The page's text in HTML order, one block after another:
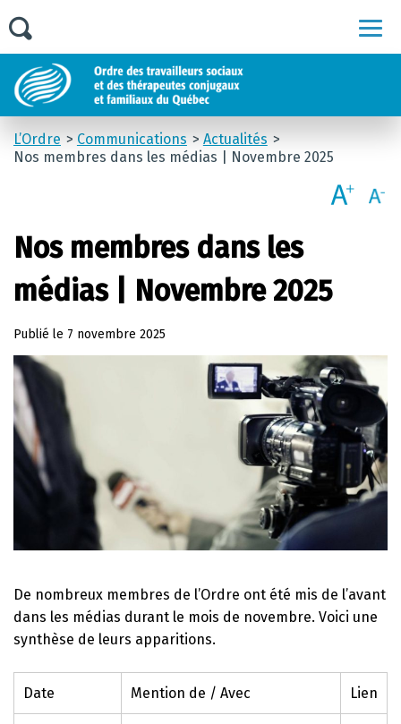
L’Ordre Communications
Actualités
Nos membres dans les médias | Novembre 2025
Nos membres dans les
médias | Novembre 2025
Publié le 7 novembre 2025
De nombreux membres de l’Ordre ont été mis de l’avant
dans les médias durant le mois de novembre. Voici une
synthèse de leurs apparitions.
Date Mention de / Avec Lien